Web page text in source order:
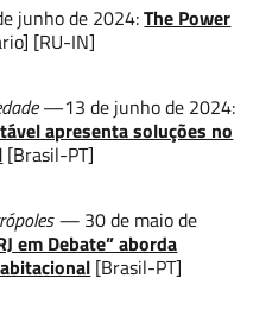
junho de 2024:The Power
[RU-IN]
—13 de junho de 2024:
apresenta soluções no
[Brasil-PT]
— 30 de maio de
em Debate” aborda
[Brasil-PT]